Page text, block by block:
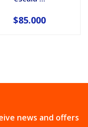
$85.000
news and offers